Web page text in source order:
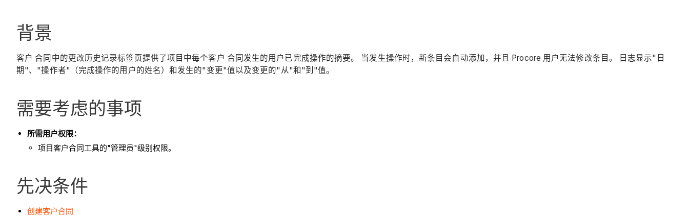
背景
客户 合同中的更改历史记录标签页提供了项目中每个客户 合同发生的用户已完成操作的摘要。 当发生操作时，新条目会自动添加，并且 Procore 用户无法修改条目。 日志显示"日
期"、"操作者"（完成操作的用户的姓名）和发生的"变更"值以及变更的"从"和"到"值。
需要考虑的事项
所需用户权限：
项目客户合同工具的"管理员"级别权限。
先决条件
创建客户合同